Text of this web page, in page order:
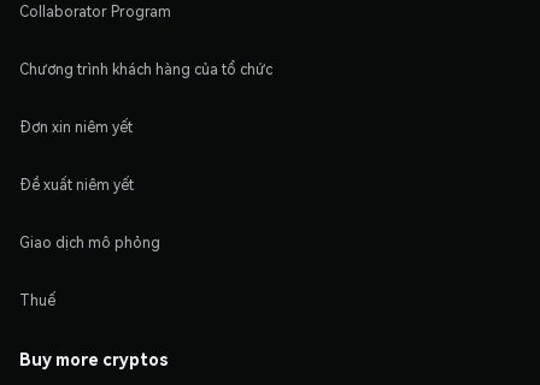
Collaborator Program
Chương trình khách hàng của tổ chức
Đơn xin niêm yết
Đề xuất niêm yết
Giao dịch mô phỏng
Thuế
Buy more cryptos